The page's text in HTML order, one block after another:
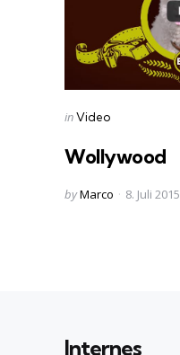
Categories
Posted
inVideo
Wollywood
Posted
byMarco 8. Juli 2015
Internes